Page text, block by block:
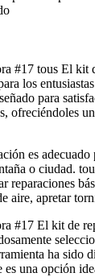
#17 tous El kit
los
para
ofreciéndoles
es
o ciudad.
reparaciones
aire, apretar
#17 El kit de
ha sido
es una opción